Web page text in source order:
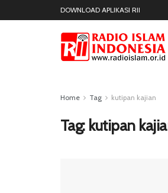
DOWNLOAD APLIKASI RII
Home Tag kutipan kajian
Tag: kutipan